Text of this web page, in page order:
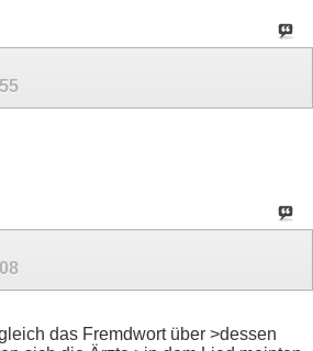
das Fremdwort über >dessen